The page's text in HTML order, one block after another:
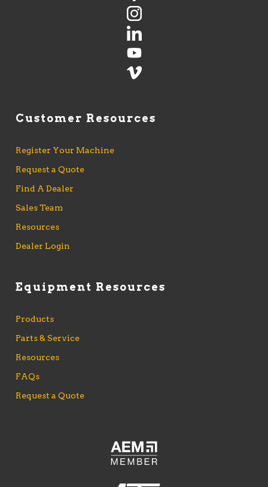
Customer Resources
Register Your Machine
Request a Quote
Find A Dealer
Sales Team
Resources
Dealer Login
Equipment Resources
Products
Parts & Service
Resources
FAQs
Request a Quote